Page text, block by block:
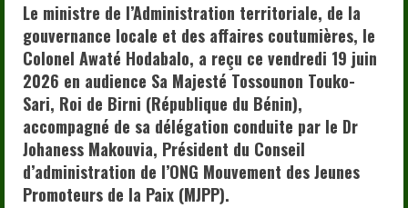
Le ministre de l’Administration territoriale, de la
gouvernance locale et des affaires coutumières, le
Colonel Awaté Hodabalo, a reçu ce vendredi 19 juin
2026 en audience Sa Majesté Tossounon Touko-
Sari, Roi de Birni (République du Bénin),
accompagné de sa délégation conduite par le Dr
Johaness Makouvia, Président du Conseil
d’administration de l’ONG Mouvement des Jeunes
Promoteurs de la Paix (MJPP).